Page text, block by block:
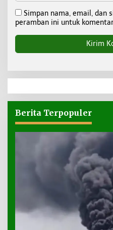
Simpan nama, email, dan
peramban ini untuk
Berita Terpopuler